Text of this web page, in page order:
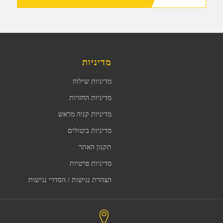
מדיניות
מדיניות שילוח
מדיניות החזרות
מדיניות קניה מראש
מדיניות ביטולים
תקנון האתר
מדיניות פרטיות
הצהרת נגישות / הסדרי נגישות